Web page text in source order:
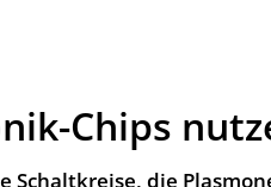
Chips
Schaltkreise, die